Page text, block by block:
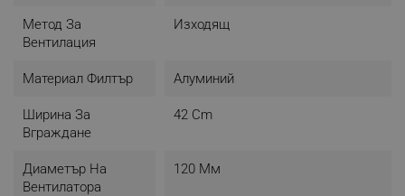
Метод За
Вентилация
Изходящ
Материал Филтър Алуминий
Ширина За
Вграждане
42 Cm
Диаметър На
Вентилатора
120 Мм